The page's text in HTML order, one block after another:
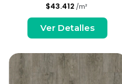
$43.412 /m²
Ver Detalles